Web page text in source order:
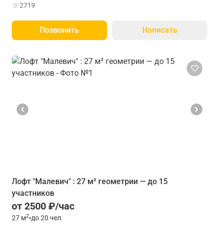
2719
Позвонить Написать
Лофт "Малевич" : 27 м² геометрии — до 15
участников
от 2500 ₽/час
27 м2•до 20 чел.